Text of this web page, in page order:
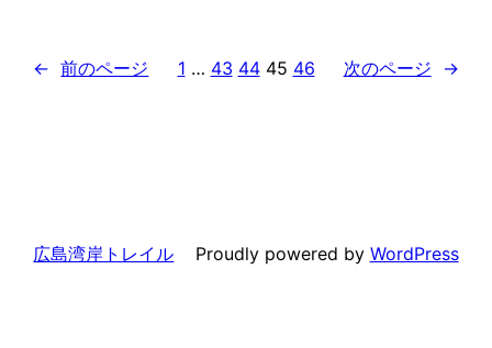
← 前のページ 1 … 43 44 45 46 次のページ →
広島湾岸トレイル Proudly powered by WordPress